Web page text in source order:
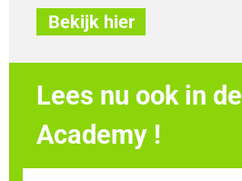
Bekijk hier
Lees nu ook in de
Academy !